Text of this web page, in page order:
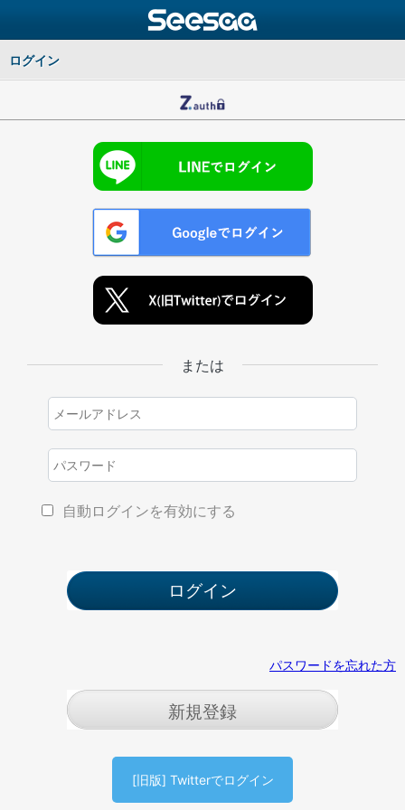
ログイン
または
自動ログインを有効にする
パスワードを忘れた方
新規登録
[旧版] Twitterでログイン